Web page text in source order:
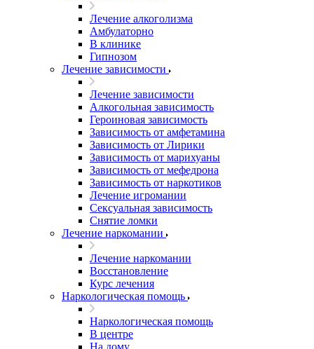
Лечение алкоголизма
Амбулаторно
В клинике
Гипнозом
Лечение зависимости
Лечение зависимости
Алкогольная зависимость
Героиновая зависимость
Зависимость от амфетамина
Зависимость от Лирики
Зависимость от марихуаны
Зависимость от мефедрона
Зависимость от наркотиков
Лечение игромании
Сексуальная зависимость
Снятие ломки
Лечение наркомании
Лечение наркомании
Восстановление
Курс лечения
Наркологическая помощь
Наркологическая помощь
В центре
На дому